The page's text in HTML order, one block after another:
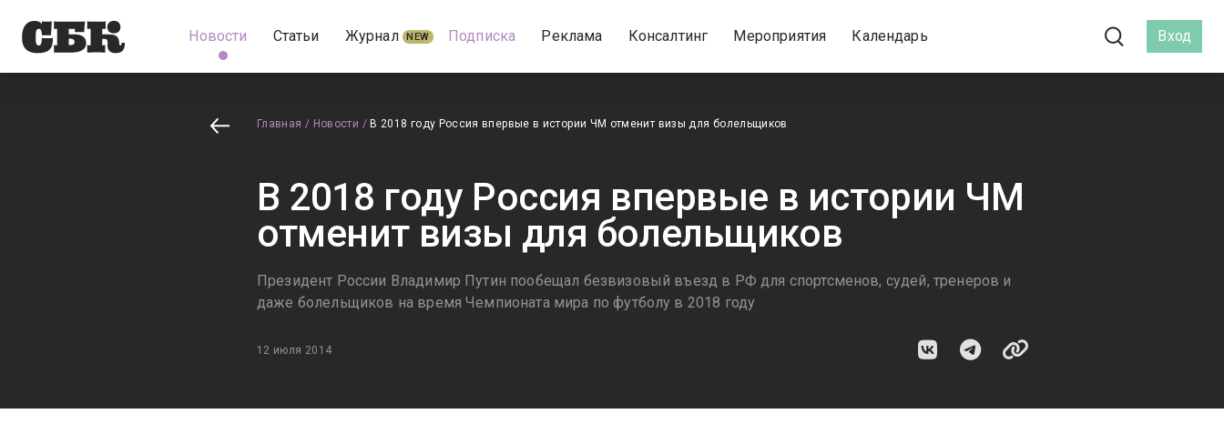
Новости Статьи Журнал NEW Подписка Реклама Консалтинг Мероприятия Календарь Вход
Главная / Новости / В 2018 году Россия впервые в истории ЧМ отменит визы для болельщиков
В 2018 году Россия впервые в истории ЧМ
отменит визы для болельщиков
Президент России Владимир Путин пообещал безвизовый въезд в РФ для спортсменов, судей, тренеров и
даже болельщиков на время Чемпионата мира по футболу в 2018 году
12 июля 2014